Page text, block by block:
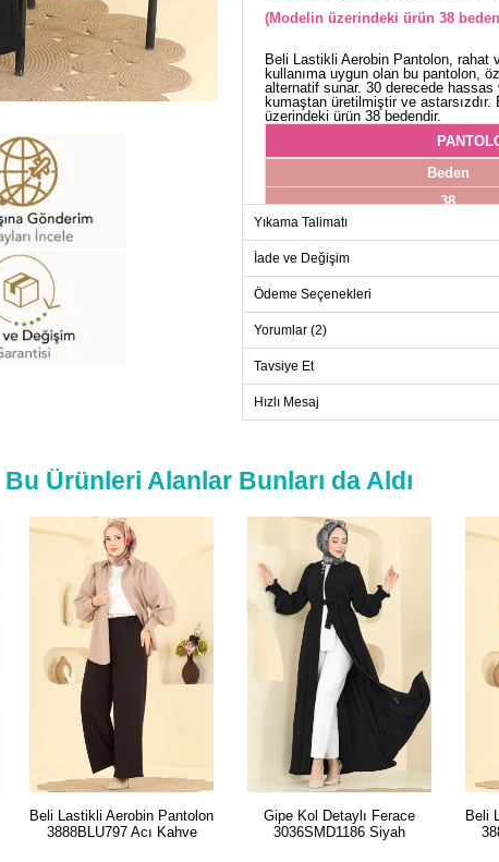
(Modelin üzerindeki ürün 38
Beli Lastikli Aerobin Pantolon, rahat
kullanıma uygun olan bu pantolon,
alternatif sunar. 30 derecede hassas
kumaştan üretilmiştir ve
üzerindeki ürün 38 bedendir.
Beden
38
46
Yıkama Talimatı
İade ve Değişim
Ödeme Seçenekleri
Yorumlar (2)
Tavsiye Et
Hızlı Mesaj
Bu Ürünleri Alanlar Bunları da Aldı
Gipe Kol Detaylı Ferace
3036SMD1186 Siyah
Beli Lastikli Aerobin Pantolon
3888BLU797 Koyu Haki